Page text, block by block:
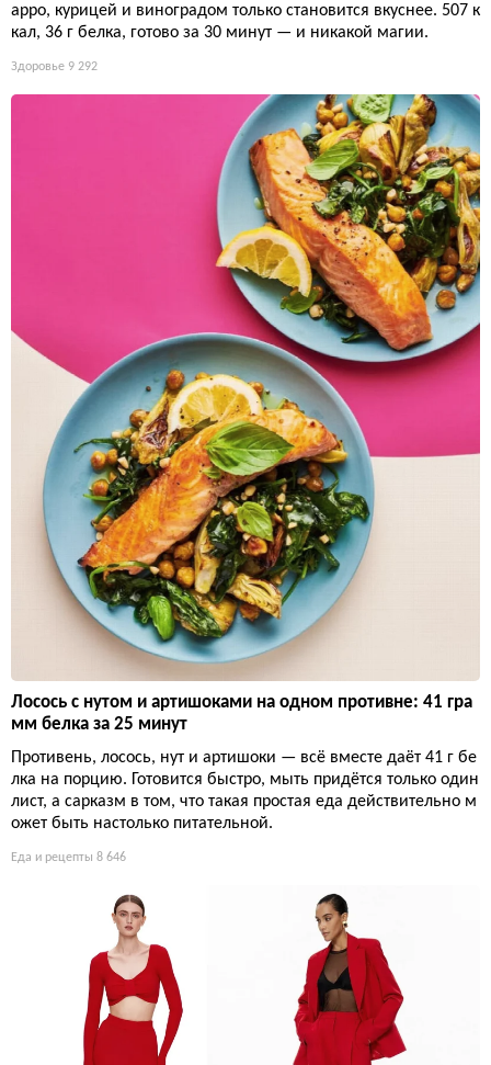
арро, курицей и виноградом только становится вкуснее. 507 к
кал, 36 г белка, готово за 30 минут — и никакой магии.
Здоровье 9 292
Лосось с нутом и артишоками на одном противне: 41 гра
мм белка за 25 минут
Противень, лосось, нут и артишоки — всё вместе даёт 41 г бе
лка на порцию. Готовится быстро, мыть придётся только один
лист, а сарказм в том, что такая простая еда действительно м
ожет быть настолько питательной.
Еда и рецепты 8 646